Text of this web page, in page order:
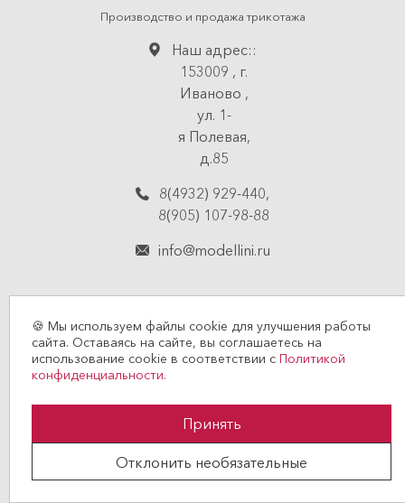
Производство и продажа трикотажа
Наш адрес::
153009 , г.
Иваново ,
ул. 1-
я Полевая,
д.85
8(4932) 929-440,
8(905) 107-98-88
info@modellini.ru
© 2026 MODELLINI
Политика конфиденциальности
Договор оферты
Создание сайта —
🍪 Мы используем файлы cookie для улучшения работы
сайта. Оставаясь на сайте, вы соглашаетесь на
использование cookie в соответствии с Политикой
конфиденциальности.
Принять
Отклонить необязательные